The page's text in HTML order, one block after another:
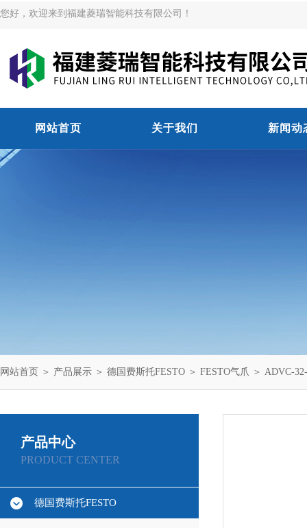
您好，欢迎来到福建菱瑞智能科技有限公司！
网站首页 关于我们 新闻动
网站首页 ＞ 产品展示 ＞ 德国费斯托FESTO ＞ FESTO气爪 ＞ ADVC-
产品中心
PRODUCT CENTER
德国费斯托FESTO